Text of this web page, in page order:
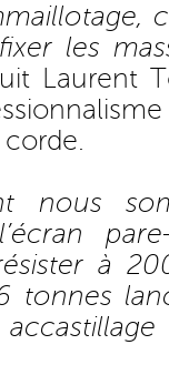
les
Laurent
nous
à
tonnes